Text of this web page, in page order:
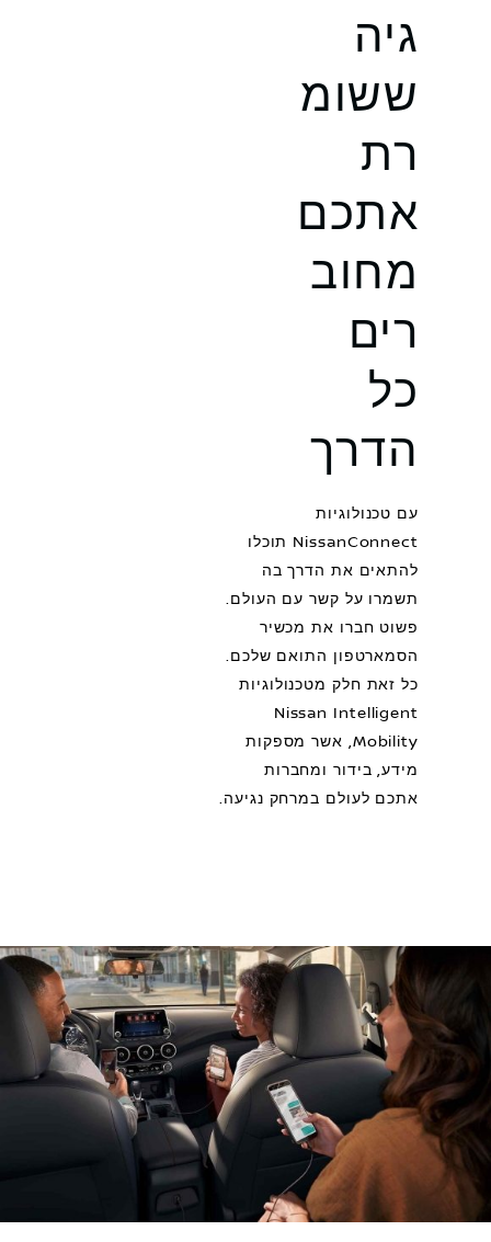
גיה
ששומ
רת
אתכם
מחוב
רים
כל
הדרך
עם טכנולוגיות
NissanConnect תוכלו
להתאים את הדרך בה
תשמרו על קשר עם העולם.
פשוט חברו את מכשיר
הסמארטפון התואם שלכם.
כל זאת חלק מטכנולוגיות
Nissan Intelligent
Mobility, אשר מספקות
מידע, בידור ומחברות
אתכם לעולם במרחק נגיעה.